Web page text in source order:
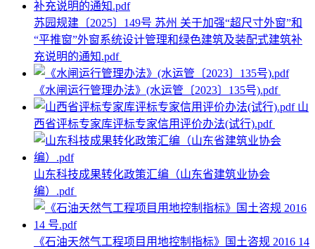
苏园规建〔2025〕149号 苏州 关于加强“超尺寸外窗”和
“平推窗”外窗系统设计管理和绿色建筑及装配式建筑补
充说明的通知.pdf
《水闸运行管理办法》(水运管〔2023〕135号).pdf
山
西省评标专家库评标专家信用评价办法(试行).pdf
山东科技成果转化政策汇编（山东省建筑业协会
编）.pdf
《石油天然气工程项目用地控制指标》国土咨规 2016 14